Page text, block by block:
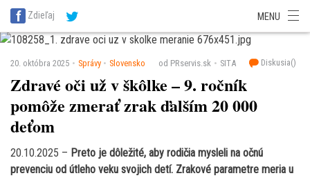
SITA Energetika
SITA Potravinárstvo
Zdieľaj MENU
20. októbra 2025 Správy Slovensko od PRservis.sk SITA Diskusia()
Zdravé oči už v škôlke – 9. ročník
pomôže zmerať zrak ďalším 20 000
deťom
20.10.2025 – Preto je dôležité, aby rodičia mysleli na očnú
prevenciu od útleho veku svojich detí. Zrakové parametre meria u